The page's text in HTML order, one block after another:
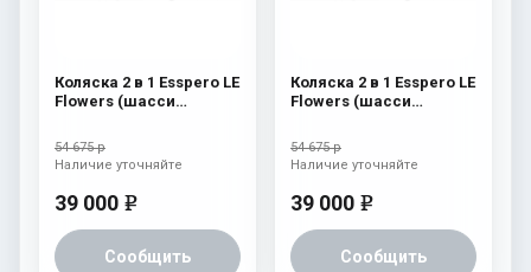
Коляска 2 в 1 Esspero LE
Flowers (шасси
54 675 р
39 000 e
Сообщить
Наличие уточняйте
Коляска 2 в 1 Esspero LE
Flowers (шасси
54 675 р
39 000 e
Сообщить
Наличие уточняйте